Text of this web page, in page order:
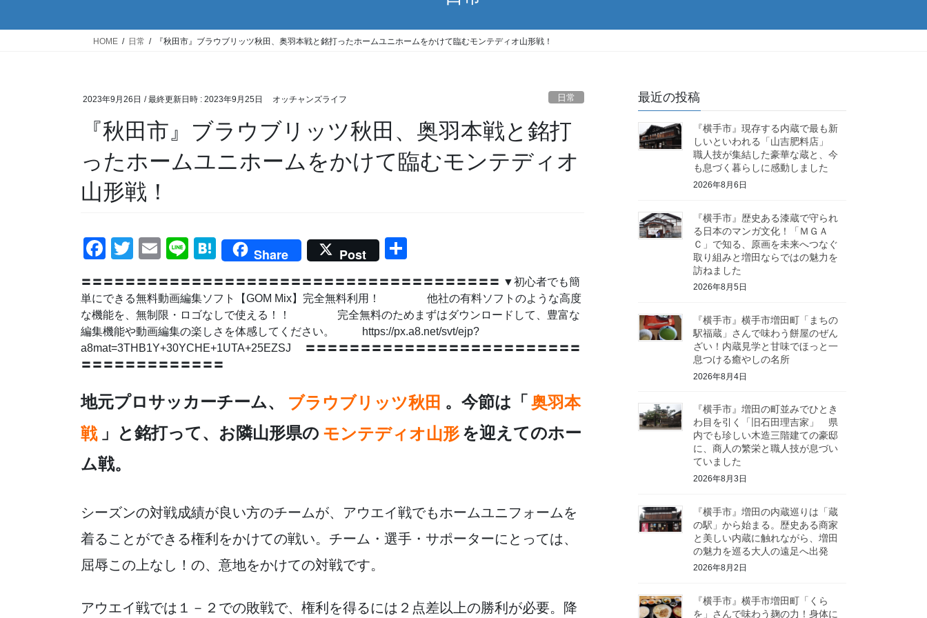
HOME 日常 『秋田市』ブラウブリッツ秋田、奥羽本戦と銘打ったホームユニホームをかけて臨むモンテディオ山形戦！
2023年9月26日 / 最終更新日時 : 2023年9月25日 オッチャンズライフ 日常
『秋田市』ブラウブリッツ秋田、奥羽本戦と銘打
ったホームユニホームをかけて臨むモンテディオ
山形戦！
F
c
e
b
o
k
T
tt
er
E
ail
Li
e
H
e
n
a
Share Post
〓〓〓〓〓〓〓〓〓〓〓〓〓〓〓〓〓〓〓〓〓〓〓〓〓〓〓〓〓〓〓〓〓〓〓〓〓〓 ▼初心者でも簡
単にできる無料動画編集ソフト【GOM Mix】完全無料利用！ 他社の有料ソフトのような高度
な機能を、無制限・ロゴなしで使える！！ 完全無料のためまずはダウンロードして、豊富な
編集機能や動画編集の楽しさを体感してください。 https://px.a8.net/svt/ejp?
a8mat=3THB1Y+30YCHE+1UTA+25EZSJ 〓〓〓〓〓〓〓〓〓〓〓〓〓〓〓〓〓〓〓〓〓〓〓〓〓
〓〓〓〓〓〓〓〓〓〓〓〓〓
地元プロサッカーチーム、 ブラウブリッツ秋田 。今節は「 奥羽本
戦 」と銘打って、お隣山形県の モンテディオ山形 を迎えてのホー
ム戦。
シーズンの対戦成績が良い方のチームが、アウエイ戦でもホームユニフォームを
着ることができる権利をかけての戦い。チーム・選手・サポーターにとっては、
屈辱この上なし！の、意地をかけての対戦です。
アウエイ戦では１－２での敗戦で、権利を得るには２点差以上の勝利が必要。降
最近の投稿
『横手市』現存する内蔵で最も新
しいといわれる「山吉肥料店」
職人技が集結した豪華な蔵と、今
も息づく暮らしに感動しました
2026年8月6日
『横手市』歴史ある漆蔵で守られ
る日本のマンガ文化！「ＭＧＡ
Ｃ」で知る、原画を未来へつなぐ
取り組みと増田ならではの魅力を
訪ねました
2026年8月5日
『横手市』横手市増田町「まちの
駅福蔵」さんで味わう餅屋のぜん
ざい！内蔵見学と甘味でほっと一
息つける癒やしの名所
2026年8月4日
『横手市』増田の町並みでひとき
わ目を引く「旧石田理吉家」 県
内でも珍しい木造三階建ての豪邸
に、商人の繁栄と職人技が息づい
ていました
2026年8月3日
『横手市』増田の内蔵巡りは「蔵
の駅」から始まる。歴史ある商家
と美しい内蔵に触れながら、増田
の魅力を巡る大人の遠足へ出発
2026年8月2日
『横手市』横手市増田町「くら
を」さんで味わう麹の力！身体に